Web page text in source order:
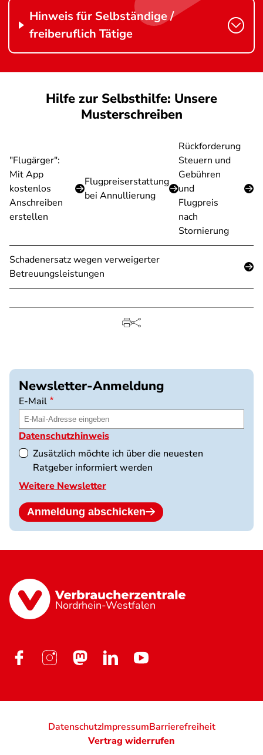
Hinweis für Selbständige /
freiberuflich Tätige
Hilfe zur Selbsthilfe: Unsere
Musterschreiben
"Flugärger":
Mit App
kostenlos
Anschreiben
erstellen
Flugpreiserstattung
bei Annullierung
Rückforderung
Steuern und
Gebühren
und
Flugpreis
nach
Stornierung
Schadenersatz wegen verweigerter
Betreuungsleistungen
Newsletter-Anmeldung
E-Mail
Datenschutzhinweis
Zusätzlich möchte ich über die neuesten
Ratgeber informiert werden
Weitere Newsletter
Anmeldung abschicken
Nordrhein-Westfalen
DatenschutzImpressumBarrierefreiheit
Vertrag widerrufen